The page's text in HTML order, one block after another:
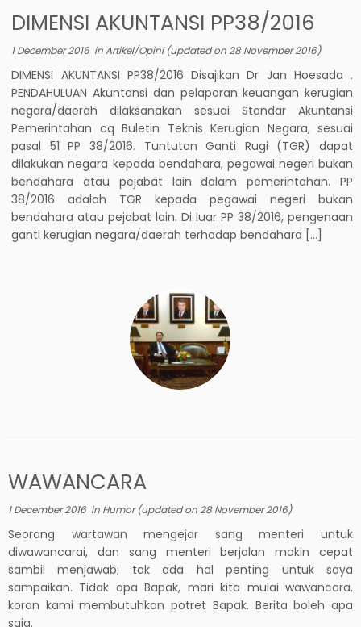
DIMENSI AKUNTANSI PP38/2016
1 December 2016inArtikel/Opini(updated on28 November 2016)
DIMENSI AKUNTANSI PP38/2016 Disajikan Dr Jan Hoesada .
PENDAHULUAN Akuntansi dan pelaporan keuangan kerugian
negara/daerah dilaksanakan sesuai Standar Akuntansi
Pemerintahan cq Buletin Teknis Kerugian Negara, sesuai
pasal 51 PP 38/2016. Tuntutan Ganti Rugi (TGR) dapat
dilakukan negara kepada bendahara, pegawai negeri bukan
bendahara atau pejabat lain dalam pemerintahan. PP
38/2016 adalah TGR kepada pegawai negeri bukan
bendahara atau pejabat lain. Di luar PP 38/2016, pengenaan
ganti kerugian negara/daerah terhadap bendahara […]
WAWANCARA
1 December 2016in Humor(updated on28 November 2016)
Seorang wartawan mengejar sang menteri untuk
diwawancarai, dan sang menteri berjalan makin cepat
sambil menjawab; tak ada hal penting untuk saya
sampaikan. Tidak apa Bapak, mari kita mulai wawancara,
koran kami membutuhkan potret Bapak. Berita boleh apa
saja.